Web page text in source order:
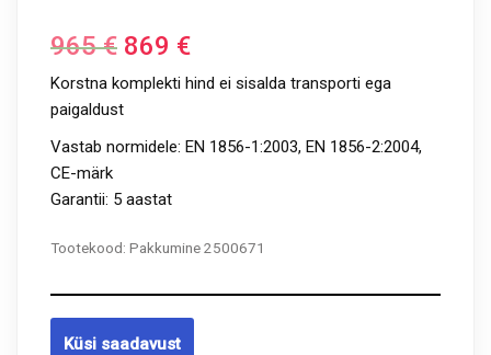
965€ 869 €
Korstna komplekti hind ei sisalda transporti ega
paigaldust
Vastab normidele: EN 1856-1:2003, EN 1856-2:2004,
CE-märk
Garantii: 5 aastat
Tootekood: Pakkumine 2500671
Küsi saadavust